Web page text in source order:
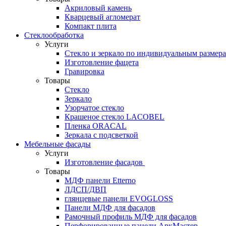
Акриловый камень
Кварцевый агломерат
Компакт плита
Стеклообработка
Услуги
Стекло и зеркало по индивидуальным
Изготовление фацета
Гравировка
Товары
Стекло
Зеркало
Узорчатое стекло
Крашеное стекло LACOBEL
Пленка ORACAL
Зеркала с подсветкой
Мебельные фасады
Услуги
Изготовление фасадов
Товары
МДФ панели Etterno
ЛДСП/ДВП
глянцевые панели EVOGLOSS
Панели МДФ для фасадов
Рамочный профиль МДФ для фасадов